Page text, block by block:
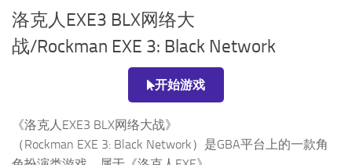
洛克人EXE3 BLX网络大
战/Rockman EXE 3: Black Network
开始游戏
《洛克人EXE3 BLX网络大战》
（Rockman EXE 3: Black Network）是GBA平台上的一款角